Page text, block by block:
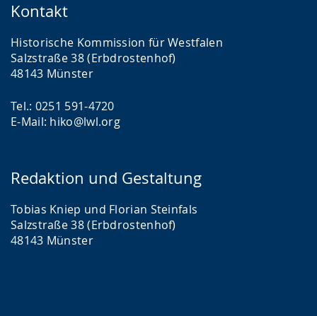
Kontakt
Historische Kommission für Westfalen
Salzstraße 38 (Erbdrostenhof)
48143 Münster
Tel.: 0251 591-4720
E-Mail: hiko@lwl.org
Redaktion und Gestaltung
Tobias Kniep und Florian Steinfals
Salzstraße 38 (Erbdrostenhof)
48143 Münster